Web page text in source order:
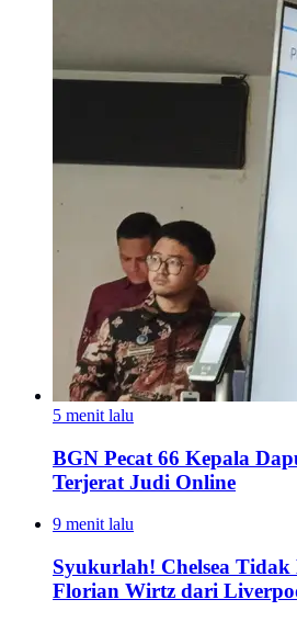
5 menit lalu
BGN Pecat 66 Kepala
Terjerat Judi Online
9 menit lalu
Syukurlah! Chelsea
Florian Wirtz dari